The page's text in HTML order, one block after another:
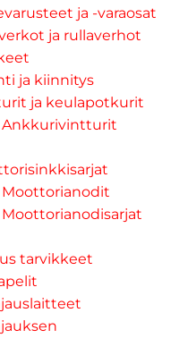
ja -varaosat
ja rullaverhot
ja kiinnitys
ja keulapotkurit
Ankkurivintturit
Moottorianodit
Moottorianodisarjat
tarvikkeet